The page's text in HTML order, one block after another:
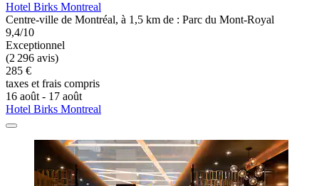
Hotel Birks Montreal
Centre-ville de Montréal, à 1,5 km de : Parc du Mont-Royal
9,4/10
Exceptionnel
(2 296 avis)
285 €
taxes et frais compris
16 août - 17 août
Hotel Birks Montreal